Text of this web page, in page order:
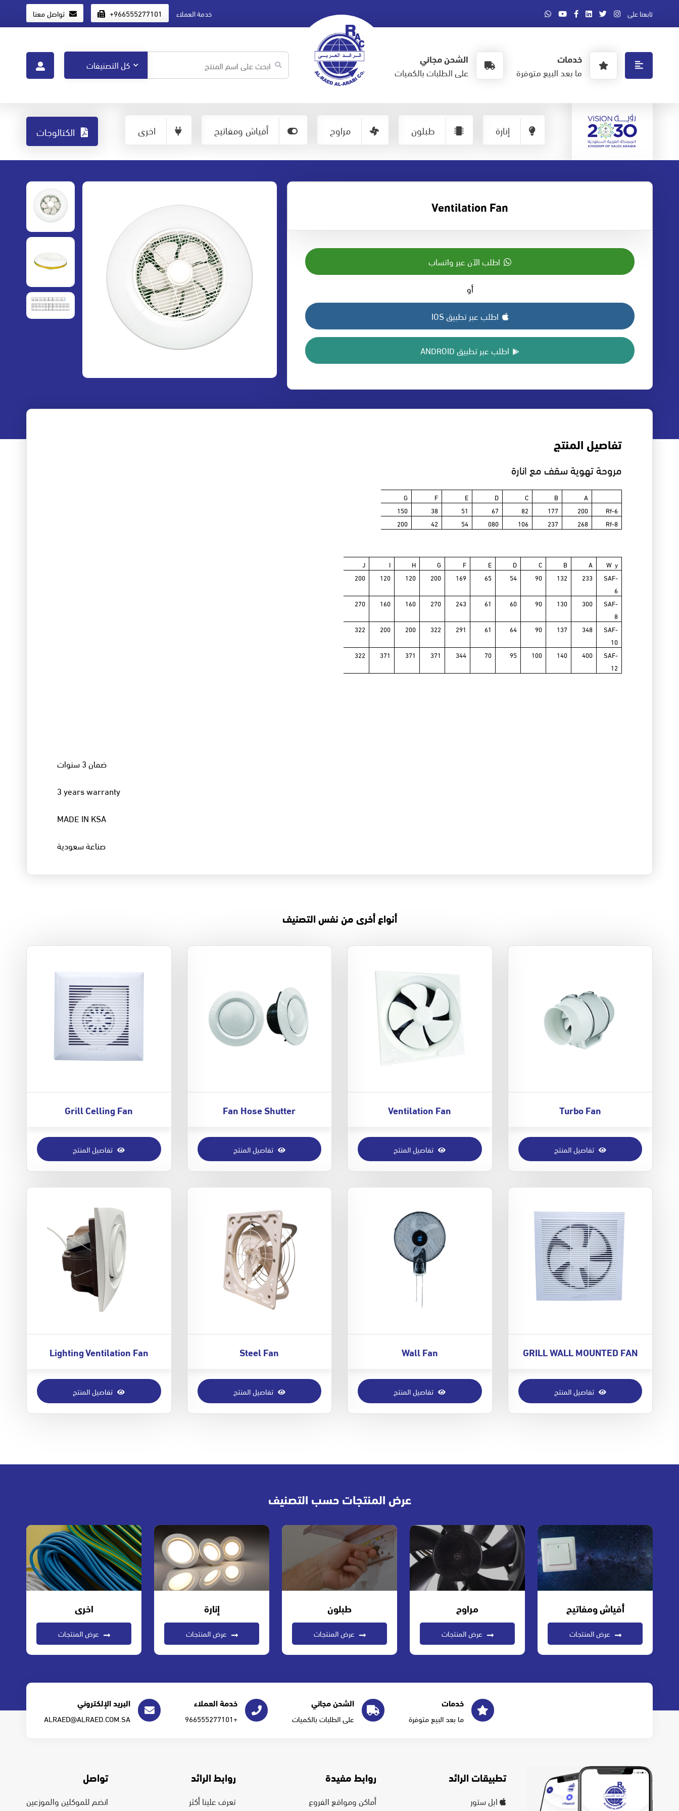
تابعنا على خدمة العملاء +966555277101 تواصل معنا
خدمات
ما بعد البيع متوفرة
الشحن مجاني
على الطلبات بالكميات
إنارة طبلون مراوح أفياش ومفاتيح اخرى الكتالوجات
Ventilation Fan
اطلب الآن عبر واتساب
أو
اطلب عبر تطبيق IOS
اطلب عبر تطبيق ANDROID
تفاصيل المنتج
مروحة تهوية سقف مع انارة
A
B
C
D
E
F
G
Rf-6
200
177
82
67
51
38
150
Rf-8
268
237
106
080
54
42
200
W y
A
B
C
D
E
F
G
H
I
J
SAF-
6
233
132
90
54
65
169
200
120
120
200
SAF-
8
300
130
90
60
61
243
270
160
160
270
SAF-
10
348
137
90
64
61
291
322
200
200
322
SAF-
12
400
140
100
95
70
344
371
371
371
322
ضمان 3 سنوات
3 years warranty
MADE IN KSA
صناعة سعودية
أنواع أخرى من نفس التصنيف
Turbo Fan
تفاصيل المنتج
Ventilation Fan
تفاصيل المنتج
Fan Hose Shutter
تفاصيل المنتج
Grill Celling Fan
تفاصيل المنتج
GRILL WALL MOUNTED FAN
تفاصيل المنتج
Wall Fan
تفاصيل المنتج
Steel Fan
تفاصيل المنتج
Lighting Ventilation Fan
تفاصيل المنتج
عرض المنتجات حسب التصنيف
أفياش ومفاتيح
عرض المنتجات
مراوح
عرض المنتجات
طبلون
عرض المنتجات
إنارة
عرض المنتجات
اخرى
عرض المنتجات
خدمات
ما بعد البيع متوفرة
الشحن مجاني
على الطلبات بالكميات
خدمة العملاء
+966555277101
البريد الإلكتروني
ALRAED@ALRAED.COM.SA
تطبيقات الرائد
ابل ستور
روابط مفيدة
أماكن ومواقع الفروع
روابط الرائد
تعرف علينا أكثر
تواصل
انضم للموكلين والموزعين